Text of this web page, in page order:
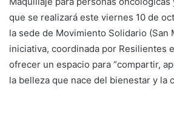
que se realizará este viernes 10 de
la sede de Movimiento Solidario (San
iniciativa, coordinada por Resilientes
ofrecer un espacio para “compartir,
la belleza que nace del bienestar y la